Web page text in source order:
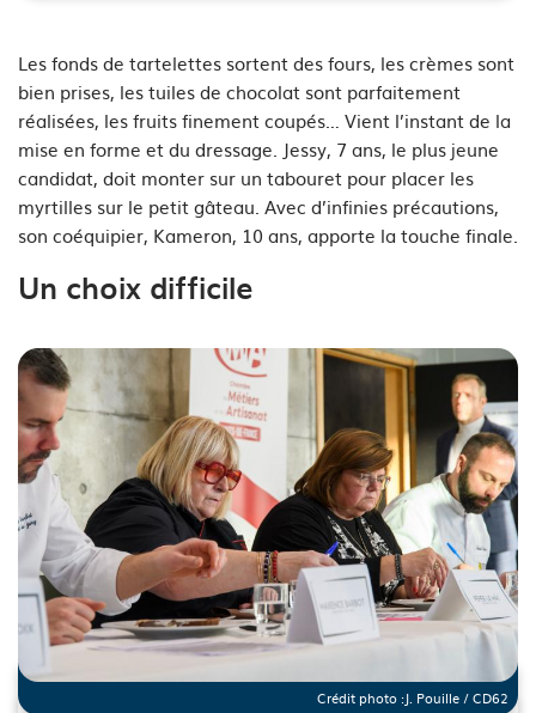
Les fonds de tartelettes sortent des fours, les crèmes sont
bien prises, les tuiles de chocolat sont parfaitement
réalisées, les fruits finement coupés… Vient l’instant de la
mise en forme et du dressage. Jessy, 7 ans, le plus jeune
candidat, doit monter sur un tabouret pour placer les
myrtilles sur le petit gâteau. Avec d’infinies précautions,
son coéquipier, Kameron, 10 ans, apporte la touche finale.
Un choix difficile
Crédit photo :J. Pouille / CD62